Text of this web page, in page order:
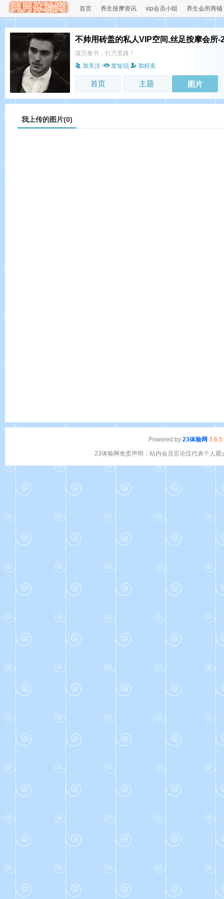
首页 养生按摩资讯 vip会员小组 养生会所商铺
不帅用砖盖的私人VIP空间,丝足按摩会所-
读万卷书，行万里路！
加关注
发短信 加好友
首页 主题 图片
我上传的图片(0)
Powered by 23体验网 3.6.5
23体验网免责声明：站内会员言论仅代表个人